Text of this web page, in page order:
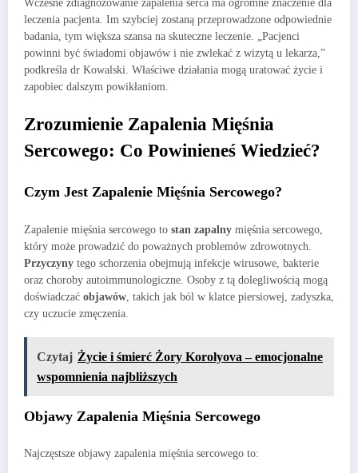
Wczesne zdiagnozowanie zapalenia serca ma ogromne znaczenie dla
leczenia pacjenta. Im szybciej zostaną przeprowadzone odpowiednie
badania, tym większa szansa na skuteczne leczenie. „Pacjenci
powinni być świadomi objawów i nie zwlekać z wizytą u lekarza,”
podkreśla dr Kowalski. Właściwe działania mogą uratować życie i
zapobiec dalszym powikłaniom.
Zrozumienie Zapalenia Mięśnia
Sercowego: Co Powinieneś Wiedzieć?
Czym Jest Zapalenie Mięśnia Sercowego?
Zapalenie mięśnia sercowego to stan zapalny mięśnia sercowego,
który może prowadzić do poważnych problemów zdrowotnych.
Przyczyny tego schorzenia obejmują infekcje wirusowe, bakterie
oraz choroby autoimmunologiczne. Osoby z tą dolegliwością mogą
doświadczać objawów , takich jak ból w klatce piersiowej, zadyszka,
czy uczucie zmęczenia.
Czytaj Życie i śmierć Żory Korolyova – emocjonalne
wspomnienia najbliższych
Objawy Zapalenia Mięśnia Sercowego
Najczęstsze objawy zapalenia mięśnia sercowego to: